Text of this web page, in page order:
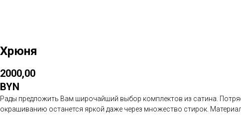
Хрюня
2000,00
BYN
Рады предложить Вам широчайший выбор комплектов из сатина.
окрашиванию останется яркой даже через множество стирок.